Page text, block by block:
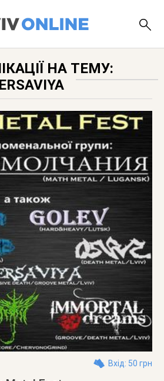
НА ТЕМУ:
Вхід: 50 грн